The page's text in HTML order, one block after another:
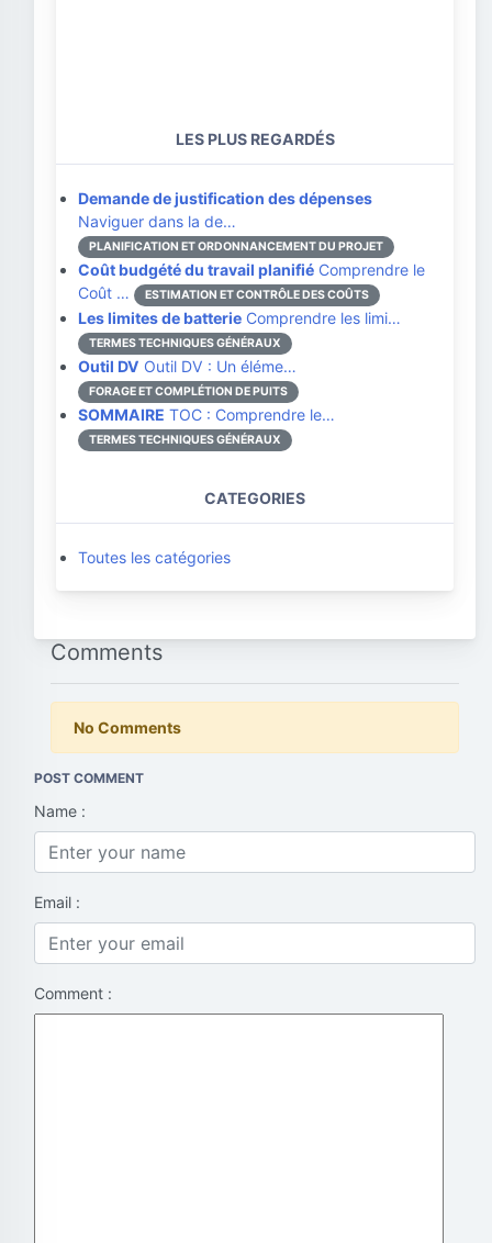
LES PLUS REGARDÉS
Demande de justification des dépenses
Naviguer dans la de…
PLANIFICATION ET ORDONNANCEMENT DU PROJET
Coût budgété du travail planifié Comprendre le
Coût …
ESTIMATION ET CONTRÔLE DES COÛTS
Les limites de batterie Comprendre les limi…
TERMES TECHNIQUES GÉNÉRAUX
Outil DV Outil DV : Un éléme…
FORAGE ET COMPLÉTION DE PUITS
SOMMAIRE TOC : Comprendre le…
TERMES TECHNIQUES GÉNÉRAUX
CATEGORIES
Toutes les catégories
Comments
No Comments
POST COMMENT
Name :
Email :
Comment :